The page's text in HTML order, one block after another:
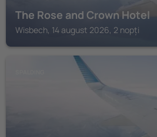
The Rose and Crown Hotel
Wisbech, 14 august 2026, 2 nopți